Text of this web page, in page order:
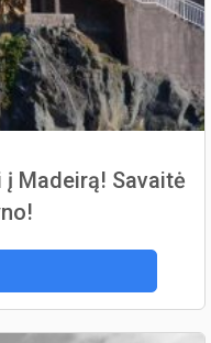
Madeirą! Savaitė